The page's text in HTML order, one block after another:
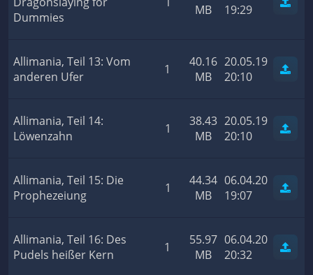
Dummies
MB
19:29
Allimania, Teil 13: Vom
anderen Ufer
1
40.16
MB
20.05.19
20:10
Allimania, Teil 14:
Löwenzahn
1
38.43
MB
20.05.19
20:10
Allimania, Teil 15: Die
Prophezeiung
1
44.34
MB
06.04.20
19:07
Allimania, Teil 16: Des
Pudels heißer Kern
1
55.97
MB
06.04.20
20:32